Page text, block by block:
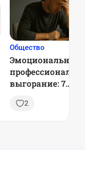
Общество
Эмоциональное
выгорание: 7
профилактики,
оставаться в
2